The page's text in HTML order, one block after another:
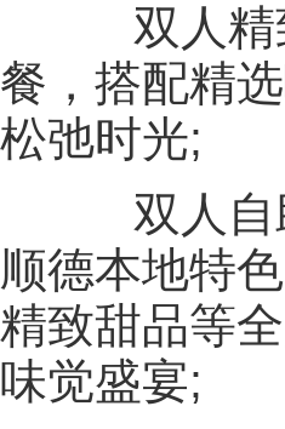
双人精致
餐，搭配精
松弛时光;
双人自助
顺德本地特
精致甜品等
味觉盛宴;